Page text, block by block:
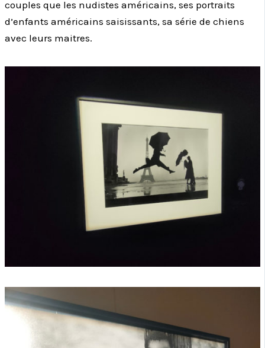
couples que les nudistes américains, ses portraits
d’enfants américains saisissants, sa série de chiens
avec leurs maitres.